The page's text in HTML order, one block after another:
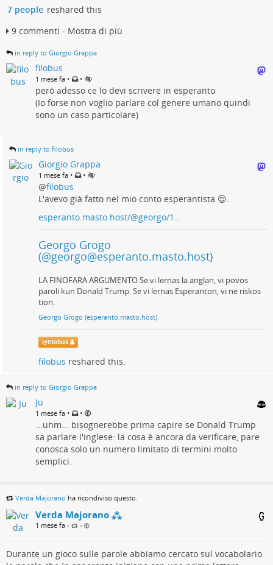
7 people reshared this
9 commenti - Mostra di più
in reply to Giorgio Grappa
filobus
1 mese fa • •
però adesso ce lo devi scrivere in esperanto
(Io forse non voglio parlare col genere umano quindi
sono un caso particolare)
in reply to filobus
Giorgio Grappa
1 mese fa • •
@filobus
L'avevo già fatto nel mio conto esperantista 😌.
esperanto.masto.host/@georgo/1…
Georgo Grogo
(@georgo@esperanto.masto.host)
LA FINOFARA ARGUMENTO Se vi lernas la anglan, vi povos
paroli kun Donald Trump. Se vi lernas Esperanton, vi ne riskos
tion.
Georgo Grogo (esperanto.masto.host)
@filobus
filobus reshared this.
in reply to Giorgio Grappa
Ju
1 mese fa • •
...uhm... bisognerebbe prima capire se Donald Trump
sa parlare l'inglese: la cosa è ancora da verificare, pare
conosca solo un numero limitato di termini molto
semplici.
Verda Majorano ha ricondiviso questo.
Verda Majorano ⁂
1 mese fa • •
Durante un gioco sulle parole abbiamo cercato sul vocabolario